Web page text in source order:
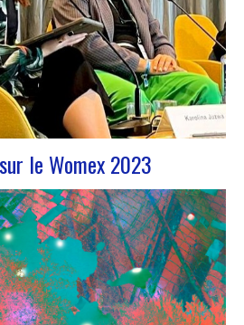
le Womex 2023
la discussion « Coopération pour
artistique durable »Du 25 au 29
Coruña a été le théâtre de la 29e
Music Expo, plus connu sous le
Cet événement incontournable a